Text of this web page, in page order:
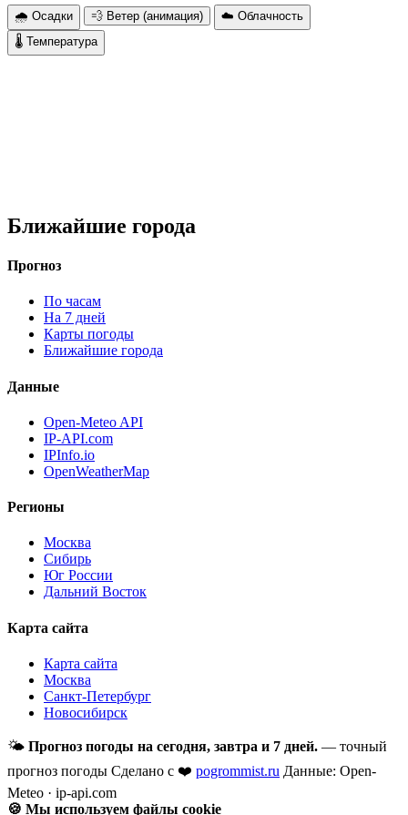
🌧 Осадки 💨 Ветер (анимация)
☁️ Облачность
🌡 Температура
Ближайшие города
Прогноз
По часам
На 7 дней
Карты погоды
Ближайшие города
Данные
Open-Meteo API
IP-API.com
IPInfo.io
OpenWeatherMap
Регионы
Москва
Сибирь
Юг России
Дальний Восток
Карта сайта
Карта сайта
Москва
Санкт-Петербург
Новосибирск
🌤 Прогноз погоды на сегодня, завтра и 7 дней. — точный
прогноз погоды Сделано с ❤️ pogrommist.ru Данные: Open-
Meteo · ip-api.com
🍪 Мы используем файлы cookie